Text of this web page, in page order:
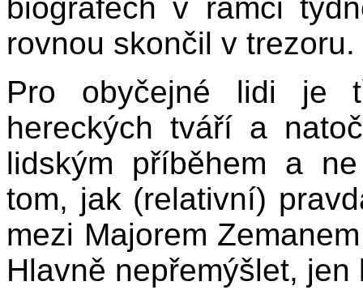
biografech v rámci
rovnou skončil v trezoru.
Pro obyčejné lidi je
hereckých tváří a
lidským příběhem a
tom, jak (relativní)
mezi Majorem
Hlavně nepřemýšlet, jen